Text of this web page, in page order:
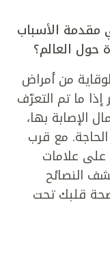
الأسباب
حول العالم؟
من أمراض
ما تم التعرّف
الإصابة بها،
مع قرب
على علامات
النصائح
قلبك تحت